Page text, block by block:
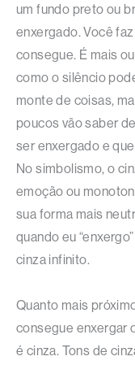
um fundo preto ou
enxergado. Você
consegue. É mais
como o silêncio
monte de coisas,
poucos vão saber
ser enxergado e
No simbolismo, o
emoção ou
sua forma mais
quando eu
cinza infinito.
Quanto mais
consegue enxergar
é cinza. Tons de